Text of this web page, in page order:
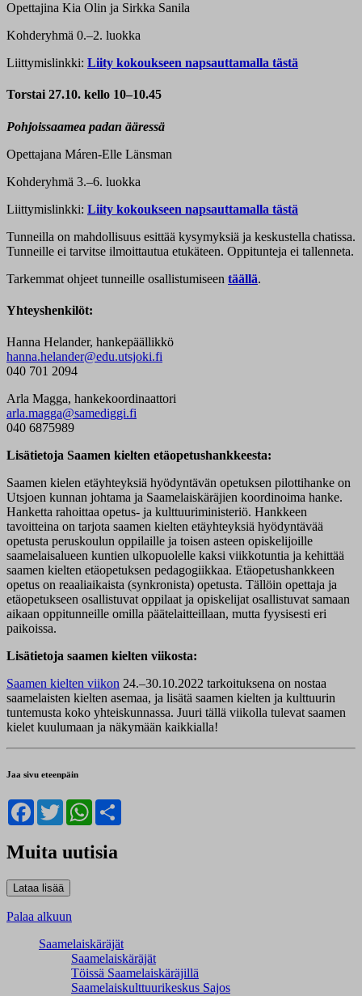
Opettajina Kia Olin ja Sirkka Sanila
Kohderyhmä 0.–2. luokka
Liittymislinkki: Liity kokoukseen napsauttamalla tästä
Torstai 27.10. kello 10–10.45
Pohjoissaamea padan ääressä
Opettajana Máren-Elle Länsman
Kohderyhmä 3.–6. luokka
Liittymislinkki: Liity kokoukseen napsauttamalla tästä
Tunneilla on mahdollisuus esittää kysymyksiä ja keskustella chatissa.
Tunneille ei tarvitse ilmoittautua etukäteen. Oppitunteja ei tallenneta.
Tarkemmat ohjeet tunneille osallistumiseen täällä.
Yhteyshenkilöt:
Hanna Helander, hankepäällikkö
hanna.helander@edu.utsjoki.fi
040 701 2094
Arla Magga, hankekoordinaattori
arla.magga@samediggi.fi
040 6875989
Lisätietoja Saamen kielten etäopetushankkeesta:
Saamen kielen etäyhteyksiä hyödyntävän opetuksen pilottihanke on
Utsjoen kunnan johtama ja Saamelaiskäräjien koordinoima hanke.
Hanketta rahoittaa opetus- ja kulttuuriministeriö. Hankkeen
tavoitteina on tarjota saamen kielten etäyhteyksiä hyödyntävää
opetusta peruskoulun oppilaille ja toisen asteen opiskelijoille
saamelaisalueen kuntien ulkopuolelle kaksi viikkotuntia ja kehittää
saamen kielten etäopetuksen pedagogiikkaa. Etäopetushankkeen
opetus on reaaliaikaista (synkronista) opetusta. Tällöin opettaja ja
etäopetukseen osallistuvat oppilaat ja opiskelijat osallistuvat samaan
aikaan oppitunneille omilla päätelaitteillaan, mutta fyysisesti eri
paikoissa.
Lisätietoja saamen kielten viikosta:
Saamen kielten viikon 24.–30.10.2022 tarkoituksena on nostaa
saamelaisten kielten asemaa, ja lisätä saamen kielten ja kulttuurin
tuntemusta koko yhteiskunnassa. Juuri tällä viikolla tulevat saamen
kielet kuulumaan ja näkymään kaikkialla!
Jaa sivu eteenpäin
Facebook
TwitterWhatsApp
Muita uutisia
Palaa alkuun
Saamelaiskäräjät
Saamelaiskäräjät
Töissä Saamelaiskäräjillä
Saamelaiskulttuuri­keskus Sajos